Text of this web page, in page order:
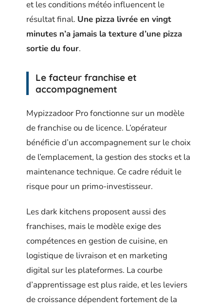
et les conditions météo influencent le
résultat final. Une pizza livrée en vingt
minutes n’a jamais la texture d’une pizza
sortie du four.
Le facteur franchise et
accompagnement
Mypizzadoor Pro fonctionne sur un modèle
de franchise ou de licence. L’opérateur
bénéficie d’un accompagnement sur le choix
de l’emplacement, la gestion des stocks et la
maintenance technique. Ce cadre réduit le
risque pour un primo-investisseur.
Les dark kitchens proposent aussi des
franchises, mais le modèle exige des
compétences en gestion de cuisine, en
logistique de livraison et en marketing
digital sur les plateformes. La courbe
d’apprentissage est plus raide, et les leviers
de croissance dépendent fortement de la